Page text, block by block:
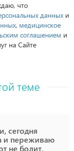
что
данных и
, медицинское
соглашением и
на Сайте
теме
сегодня
и переживаю
не болит,